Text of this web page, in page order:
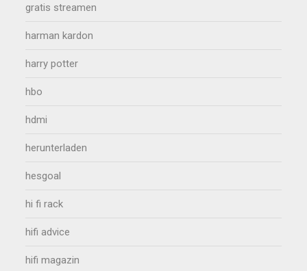
gratis streamen
harman kardon
harry potter
hbo
hdmi
herunterladen
hesgoal
hi fi rack
hifi advice
hifi magazin